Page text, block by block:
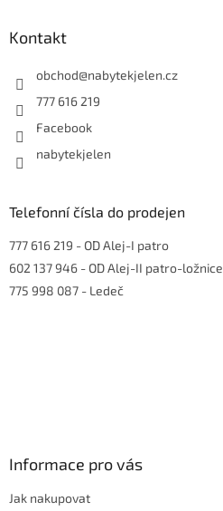
Kontakt
obchod@nabytekjelen.cz
777 616 219
Facebook
nabytekjelen
Telefonní čísla do prodejen
777 616 219 - OD Alej-I patro
602 137 946 - OD Alej-II patro-ložnice
775 998 087 - Ledeč
Informace pro vás
Jak nakupovat